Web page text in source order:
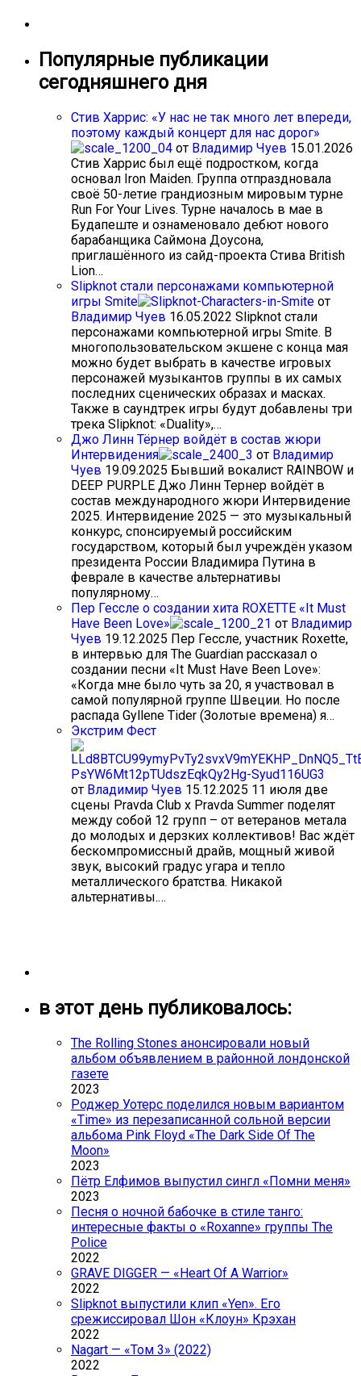
Популярные публикации
сегодняшнего дня
Стив Харрис: «У нас не так много лет впереди,
поэтому каждый концерт для нас дорог»
от Владимир Чуев 15.01.2026
Стив Харрис был ещё подростком, когда
основал Iron Maiden. Группа отпраздновала
своё 50-летие грандиозным мировым турне
Run For Your Lives. Турне началось в мае в
Будапеште и ознаменовало дебют нового
барабанщика Саймона Доусона,
приглашённого из сайд-проекта Стива British
Lion…
Slipknot стали персонажами компьютерной
игры Smite
от
Владимир Чуев 16.05.2022 Slipknot стали
персонажами компьютерной игры Smite. В
многопользовательском экшене с конца мая
можно будет выбрать в качестве игровых
персонажей музыкантов группы в их самых
последних сценических образах и масках.
Также в саундтрек игры будут добавлены три
трека Slipknot: «Duality»,…
Джо Линн Тёрнер войдёт в состав жюри
Интервидения
от Владимир
Чуев 19.09.2025 Бывший вокалист RAINBOW и
DEEP PURPLE Джо Линн Тернер войдёт в
состав международного жюри Интервидение
2025. Интервидение 2025 — это музыкальный
конкурс, спонсируемый российским
государством, который был учреждён указом
президента России Владимира Путина в
феврале в качестве альтернативы
популярному…
Пер Гессле о создании хита ROXETTE «It Must
Have Been Love»
от Владимир
Чуев 19.12.2025 Пер Гессле, участник Roxette,
в интервью для The Guardian рассказал о
создании песни «It Must Have Been Love»:
«Когда мне было чуть за 20, я участвовал в
самой популярной группе Швеции. Но после
распада Gyllene Tider (Золотые времена) я…
Экстрим Фест
от Владимир Чуев 15.12.2025 11 июля две
сцены Pravda Club x Pravda Summer поделят
между собой 12 групп – от ветеранов метала
до молодых и дерзких коллективов! Вас ждёт
бескомпромиссный драйв, мощный живой
звук, высокий градус угара и тепло
металлического братства. Никакой
альтернативы.…
в этот день публиковалось:
The Rolling Stones анонсировали новый
альбом объявлением в районной лондонской
газете
2023
Роджер Уотерс поделился новым вариантом
«Time» из перезаписанной сольной версии
альбома Pink Floyd «The Dark Side Of The
Moon»
2023
Пётр Елфимов выпустил сингл «Помни меня»
2023
Песня о ночной бабочке в стиле танго:
интересные факты о «Roxanne» группы The
Police
2022
GRAVE DIGGER — «Heart Of A Warrior»
2022
Slipknot выпустили клип «Yen». Его
срежиссировал Шон «Клоун» Крэхан
2022
Nagart — «Том 3» (2022)
2022